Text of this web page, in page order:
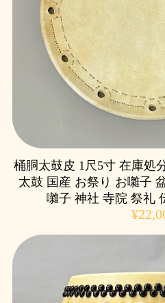
桶胴太鼓皮 1尺5寸 在庫処
太鼓 国産 お祭り お囃子
囃子 神社 寺院 祭礼